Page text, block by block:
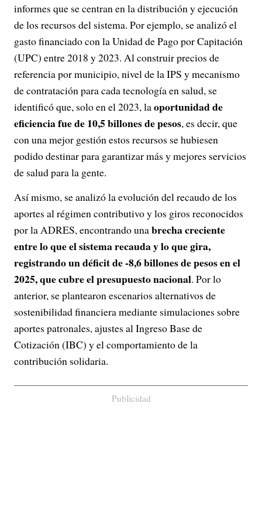
informes que se centran en la distribución y ejecución
de los recursos del sistema. Por ejemplo, se analizó el
gasto financiado con la Unidad de Pago por Capitación
(UPC) entre 2018 y 2023. Al construir precios de
referencia por municipio, nivel de la IPS y mecanismo
de contratación para cada tecnología en salud, se
identificó que, solo en el 2023, laoportunidad de
eficiencia fue de 10,5 billones de pesos, es decir, que
con una mejor gestión estos recursos se hubiesen
podido destinar para garantizar más y mejores servicios
de salud para la gente.
Así mismo, se analizó la evolución del recaudo de los
aportes al régimen contributivo y los giros reconocidos
por la ADRES, encontrando unabrecha creciente
entre lo que el sistema recauda y lo que gira,
registrando un déficit de -8,6 billones de pesos en el
2025, que cubre el presupuesto nacional. Por lo
anterior, se plantearon escenarios alternativos de
sostenibilidad financiera mediante simulaciones sobre
aportes patronales, ajustes al Ingreso Base de
Cotización (IBC) y el comportamiento de la
contribución solidaria.
Publicidad